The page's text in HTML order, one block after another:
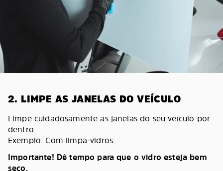
2. LIMPE AS JANELAS DO VEÍCULO
Limpe cuidadosamente as janelas do seu veículo por
dentro.
Exemplo: Com limpa-vidros.
Importante! Dê tempo para que o vidro esteja bem
seco.